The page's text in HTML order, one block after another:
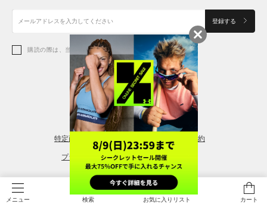
メニュー 検索 お気に入りリスト カート
アクセサリー
アクセサリー
シューズ
アクセサリー
レギンス＆タイツ
シューズ
登録する
購読の際は、当社の プライバシーポリシーに同意します。
特定商取引法に基づく通販の表記 会員規約
プライバシーポリシー
© 2026 Copyright DOME Corporation. All Rights Reserved.